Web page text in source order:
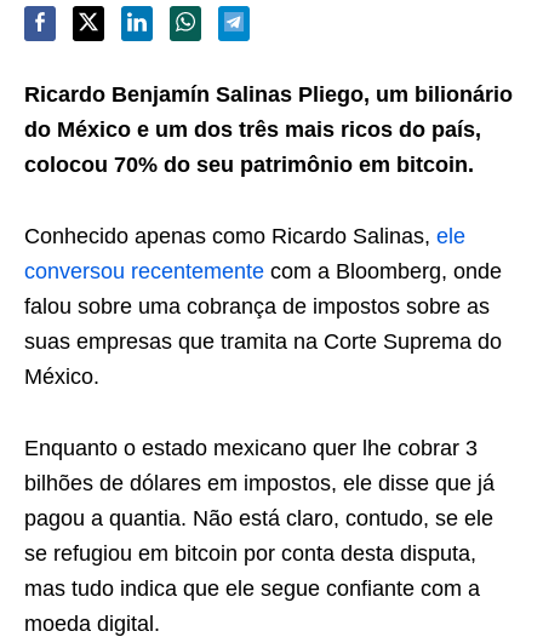
Ricardo Benjamín Salinas Pliego, um bilionário
do México e um dos três mais ricos do país,
colocou 70% do seu patrimônio em bitcoin.
Conhecido apenas como Ricardo Salinas, ele
conversou recentemente com a Bloomberg, onde
falou sobre uma cobrança de impostos sobre as
suas empresas que tramita na Corte Suprema do
México.
Enquanto o estado mexicano quer lhe cobrar 3
bilhões de dólares em impostos, ele disse que já
pagou a quantia. Não está claro, contudo, se ele
se refugiou em bitcoin por conta desta disputa,
mas tudo indica que ele segue confiante com a
moeda digital.